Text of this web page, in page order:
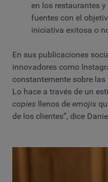
en los restaurantes
fuentes con el
iniciativa exitosa o
En sus publicaciones
innovadores como
constantemente sobre
Lo hace a través de un
copies llenos de emojis
de los clientes”, dice